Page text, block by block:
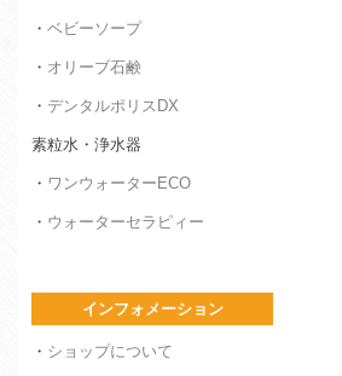
・ ベビーソープ
・ オリーブ石鹸
・ デンタルポリスDX
素粒水・浄水器
・ ワンウォーターECO
・ ウォーターセラピィー
インフォメーション
・ ショップについて